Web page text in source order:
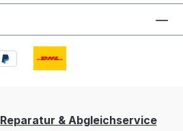
Reparatur & Abgleichservice